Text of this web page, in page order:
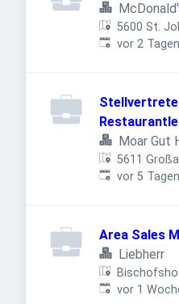
5600 St.
Österreich
Veröffentlicht:
vor 2 Tagen
Moar Gut
5611
Veröffentlicht:
vor 5 Tagen
Area Sales
Liebherr
Veröffentlicht:
vor 1